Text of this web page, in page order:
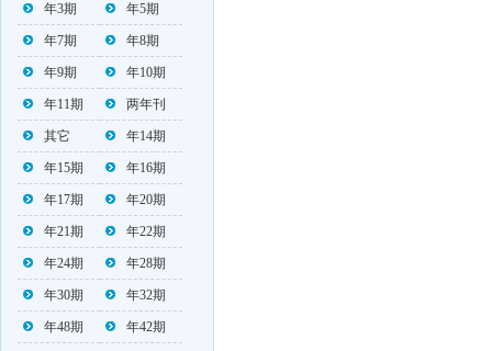
年3期 年5期
年7期 年8期
年9期 年10期
年11期 两年刊
其它 年14期
年15期 年16期
年17期 年20期
年21期 年22期
年24期 年28期
年30期 年32期
年48期 年42期